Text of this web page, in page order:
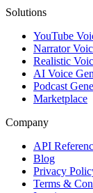
Solutions
YouTube
Narrator
Realistic
AI Voice
Podcast
Marketplace
Company
API
Blog
Privacy
Terms &